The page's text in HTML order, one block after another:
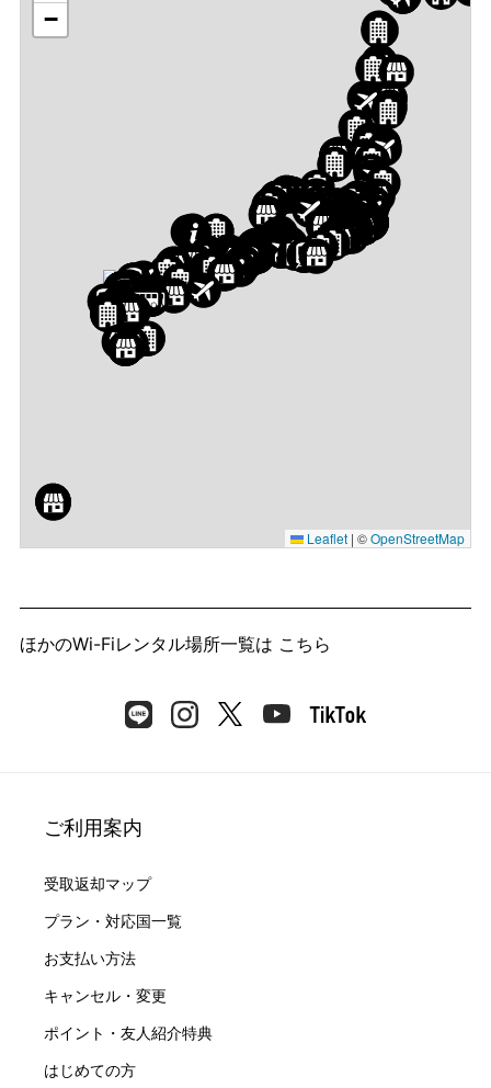
−
Leaflet | ©OpenStreetMap
ほかのWi-Fiレンタル場所一覧は こちら
ご利用案内
受取返却マップ
プラン・対応国一覧
お支払い方法
キャンセル・変更
ポイント・友人紹介特典
はじめての方